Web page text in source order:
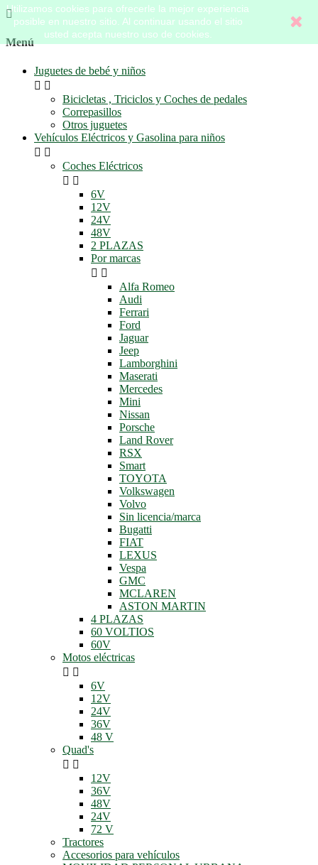
Utilizamos cookies para ofrecerle la mejor experiencia
posible en nuestro sitio. Al continuar usando el sitio
usted acepta nuestro uso de cookies.

Menú
Juguetes de bebé y niños
 
Bicicletas , Triciclos y Coches de pedales
Correpasillos
Otros juguetes
Vehículos Eléctricos y Gasolina para niños
 
Coches Eléctricos
 
6V
12V
24V
48V
2 PLAZAS
Por marcas
 
Alfa Romeo
Audi
Ferrari
Ford
Jaguar
Jeep
Lamborghini
Maserati
Mercedes
Mini
Nissan
Porsche
Land Rover
RSX
Smart
TOYOTA
Volkswagen
Volvo
Sin licencia/marca
Bugatti
FIAT
LEXUS
Vespa
GMC
MCLAREN
ASTON MARTIN
4 PLAZAS
60 VOLTIOS
60V
Motos eléctricas
 
6V
12V
24V
36V
48 V
Quad's
 
12V
36V
48V
24V
72 V
Tractores
Accesorios para vehículos